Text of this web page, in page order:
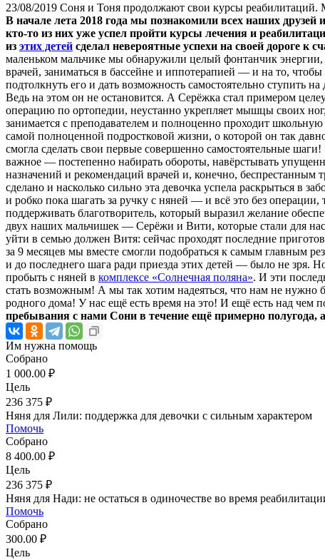
23/08/2019 Соня и Тоня продолжают свои курсы
В начале лета 2018 года мы познакомили всех наших
кто-то из них уже успел пройти курсы лечения и
из этих детей сделал невероятные успехи на своей дороге к
маленьком мальчике мы обнаружили целый фонтанчик энергии,
врачей, заниматься в бассейне и иппотерапией — и на то,
подтолкнуть его и дать возможность самостоятельно ступить
Ведь на этом он не остановится. А Серёжка стал примером
операцию по ортопедии, неустанно укрепляет мышцы своих
занимается с преподавателем и полноценно проходит
самой полноценной подростковой жизни, о которой он так
смогла сделать свои первые совершенно самостоятельные шаги!
важное — постепенно набирать обороты, навёрстывать
назначений и рекомендаций врачей и, конечно, беспрестанным
сделано и насколько сильно эта девочка успела раскрыться в
и робко пока шагать за ручку с няней — и всё это без
поддерживать благотворитель, который выразил желание
двух наших мальчишек — Серёжи и Вити, которые стали для
уйти в семью должен Витя: сейчас проходят последние
за 9 месяцев мы вместе смогли подобраться к самым главным
и до последнего шага ради приезда этих детей — было не зря.
пробыть с няней в комплексе «Солнечная поляна». И эти
стать возможным! А мы так хотим надеяться, что нам не нужно
родного дома! У нас ещё есть время на это! И ещё есть над чем
пребывания с нами Сони в течение ещё примерно полугода,
Им нужна помощь
Собрано
1 000.00 ₽
Цель
236 375 ₽
Няня для Лили: поддержка для девочки с сильным характером
Помочь
Собрано
8 400.00 ₽
Цель
236 375 ₽
Няня для Нади: не остаться в одиночестве во время
Помочь
Собрано
300.00 ₽
Цель